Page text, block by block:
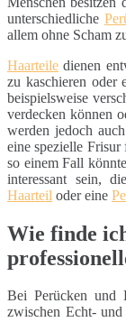
unterschiedliche
allem ohne Scham
Haarteile dienen
zu kaschieren oder
beispielsweise
verdecken können
werden jedoch
eine spezielle Frisur
so einem Fall
interessant sein,
Haarteil oder eine
Wie finde
Bei Perücken und
zwischen Echt-